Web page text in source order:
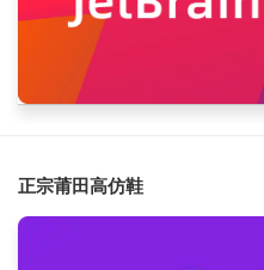
正宗莆田高仿鞋